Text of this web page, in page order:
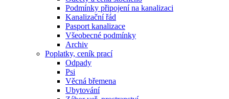
Podmínky připojení na kanalizaci
Kanalizační řád
Pasport kanalizace
Všeobecné podmínky
Archiv
Poplatky, ceník prací
Odpady
Psi
Věcná břemena
Ubytování